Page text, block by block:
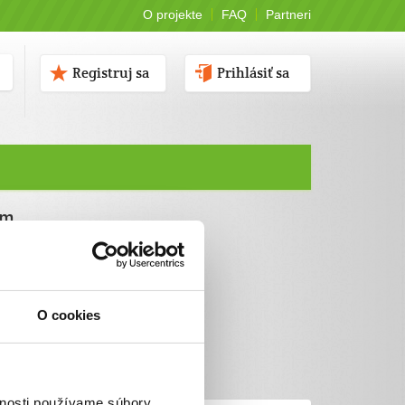
O cookies
O projekte FAQ Partneri
Prihlásiť sa
Registruj sa